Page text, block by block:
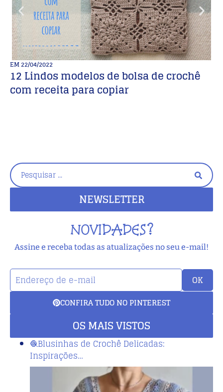
EM22/04/2022
12 Lindos modelos de bolsa de crochê
com receita para copiar
NEWSLETTER
NOVIDADES?
Assine e receba todas as atualizações no seu e-mail!
OK
CONFIRA TUDO NO PINTEREST
OS MAIS VISTOS
🧶Blusinhas de Crochê Delicadas:
Inspirações…